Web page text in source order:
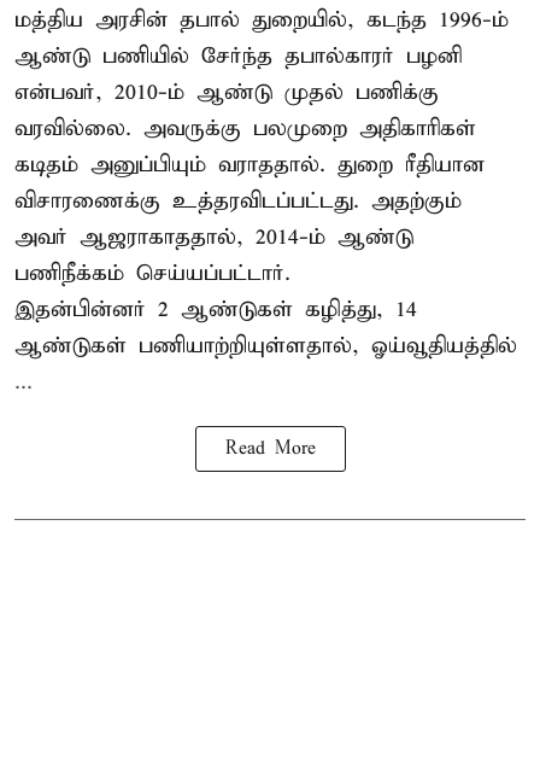
மத்திய அரசின் தபால் துறையில், கடந்த 1996-ம்
ஆண்டு பணியில் சேர்ந்த தபால்காரர் பழனி
என்பவர், 2010-ம் ஆண்டு முதல் பணிக்கு
வரவில்லை. அவருக்கு பலமுறை அதிகாரிகள்
கடிதம் அனுப்பியும் வராததால். துறை ரீதியான
விசாரணைக்கு உத்தரவிடப்பட்டது. அதற்கும்
அவர் ஆஜராகாததால், 2014-ம் ஆண்டு
பணிநீக்கம் செய்யப்பட்டார்.
இதன்பின்னர் 2 ஆண்டுகள் கழித்து, 14
ஆண்டுகள் பணியாற்றியுள்ளதால், ஓய்வூதியத்தில்
...
Read More